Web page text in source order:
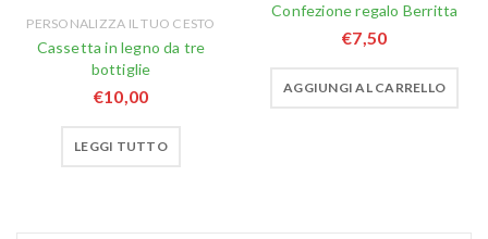
PERSONALIZZA IL TUO CESTO
Cassetta in legno da tre
bottiglie
€10,00
LEGGI TUTTO
Confezione regalo Berritta
€7,50
AGGIUNGI AL CARRELLO